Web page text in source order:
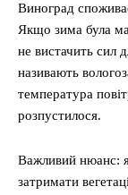
Виноград
Якщо зима була
не вистачить сил
називають
температура
розпустилося.
Важливий нюанс:
затримати